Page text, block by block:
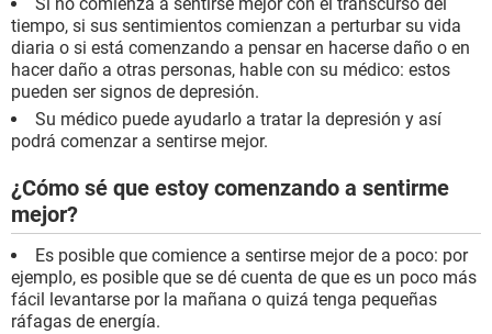
Si no comienza a sentirse mejor con el transcurso del
tiempo, si sus sentimientos comienzan a perturbar su vida
diaria o si está comenzando a pensar en hacerse daño o en
hacer daño a otras personas, hable con su médico: estos
pueden ser signos de depresión.
Su médico puede ayudarlo a tratar la depresión y así
podrá comenzar a sentirse mejor.
¿Cómo sé que estoy comenzando a sentirme
mejor?
Es posible que comience a sentirse mejor de a poco: por
ejemplo, es posible que se dé cuenta de que es un poco más
fácil levantarse por la mañana o quizá tenga pequeñas
ráfagas de energía.